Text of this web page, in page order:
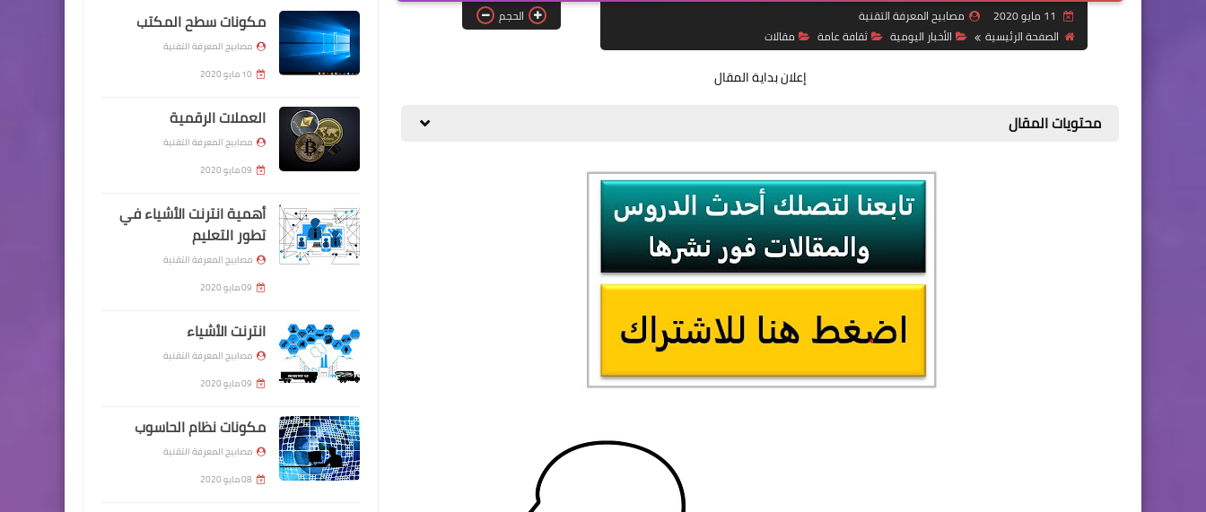
مصابيح المعرفة التقنية
الصفحة الرئيسية
الأخبار اليومية ثقافة عامة مقالات
الحجم
إعلان بداية المقال
محتويات المقال
مكونات سطح المكتب
مصابيح المعرفة التقنية
10 مايو 2020
العملات الرقمية
مصابيح المعرفة التقنية
09 مايو 2020
أهمية انترنت الأشياء في
تطور التعليم
مصابيح المعرفة التقنية
09 مايو 2020
انترنت الأشياء
مصابيح المعرفة التقنية
09 مايو 2020
مكونات نظام الحاسوب
مصابيح المعرفة التقنية
08 مايو 2020